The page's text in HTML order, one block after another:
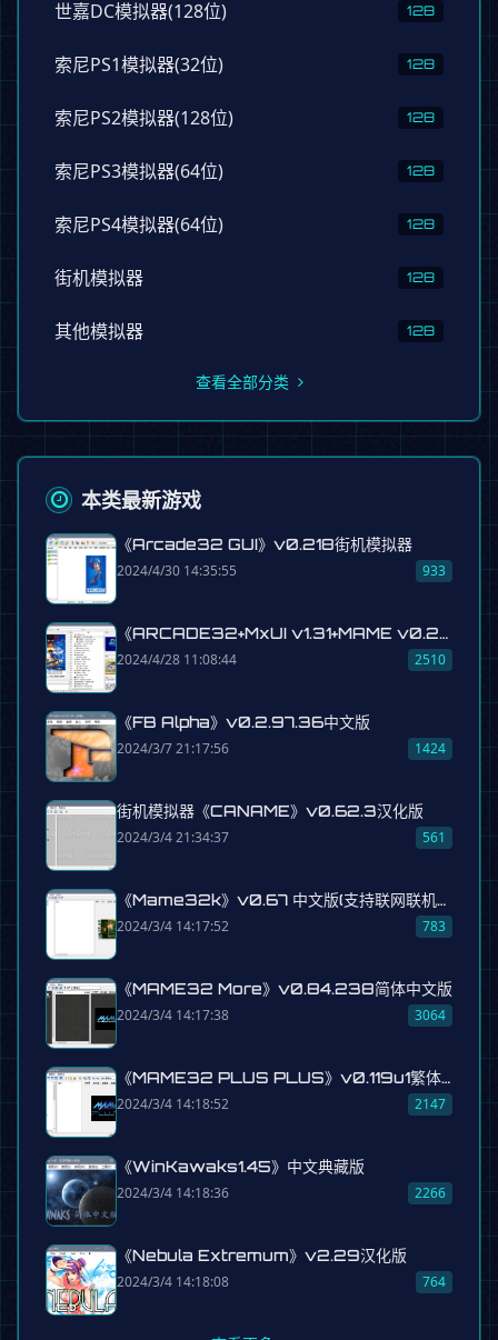
世嘉DC模拟器(128位) 128
索尼PS1模拟器(32位) 128
索尼PS2模拟器(128位) 128
索尼PS3模拟器(64位) 128
索尼PS4模拟器(64位) 128
街机模拟器 128
其他模拟器 128
查看全部分类
本类最新游戏
《Arcade32 GUI》v0.218街机模拟器
2024/4/30 14:35:55
933
《ARCADE32+MxUI v1.31+MAME v0.230》街机模拟器UI图形界面整合版（含101个经典游戏）
2024/4/28 11:08:44
2510
《FB Alpha》v0.2.97.36中文版
2024/3/7 21:17:56
1424
街机模拟器《CANAME》v0.62.3汉化版
2024/3/4 21:34:37
561
《Mame32k》v0.67 中文版(支持联网联机游戏)
2024/3/4 14:17:52
783
《MAME32 More》v0.84.238简体中文版
2024/3/4 14:17:38
3064
《MAME32 PLUS PLUS》v0.119u1繁体中文版
2024/3/4 14:18:52
2147
《WinKawaks1.45》中文典藏版
2024/3/4 14:18:36
2266
《Nebula Extremum》v2.29汉化版
2024/3/4 14:18:08
764